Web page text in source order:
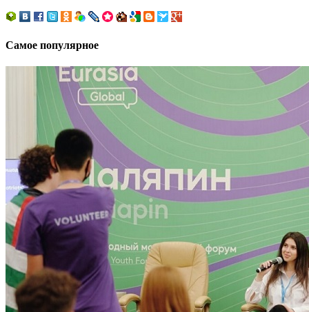
Самое популярное